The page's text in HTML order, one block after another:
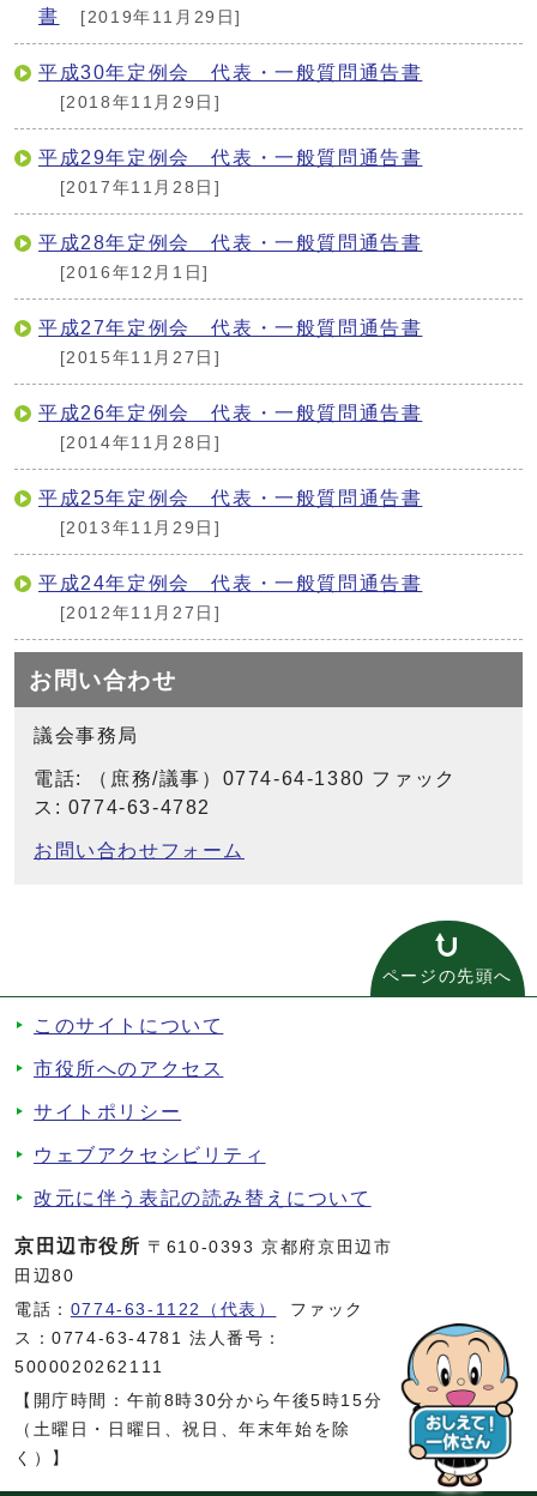
書
[2019年11月29日]
平成30年定例会 代表・一般質問通告書
[2018年11月29日]
平成29年定例会 代表・一般質問通告書
[2017年11月28日]
平成28年定例会 代表・一般質問通告書
[2016年12月1日]
平成27年定例会 代表・一般質問通告書
[2015年11月27日]
平成26年定例会 代表・一般質問通告書
[2014年11月28日]
平成25年定例会 代表・一般質問通告書
[2013年11月29日]
平成24年定例会 代表・一般質問通告書
[2012年11月27日]
お問い合わせ
議会事務局
電話: （庶務/議事）0774-64-1380 ファック
ス: 0774-63-4782
お問い合わせフォーム
ページの先頭へ
このサイトについて
市役所へのアクセス
サイトポリシー
ウェブアクセシビリティ
改元に伴う表記の読み替えについて
京田辺市役所 〒610-0393 京都府京田辺市
田辺80
電話： 0774-63-1122（代表）
ファック
ス：0774-63-4781 法人番号：
5000020262111
【開庁時間：午前8時30分から午後5時15分
（土曜日・日曜日、祝日、年末年始を除
く）】